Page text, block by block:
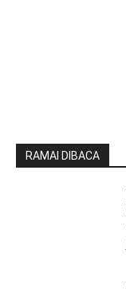
RAMAI DIBACA